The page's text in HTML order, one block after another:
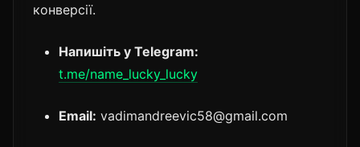
конверсії.
Напишіть у Telegram:
t.me/name_lucky_lucky
Email: vadimandreevic58@gmail.com